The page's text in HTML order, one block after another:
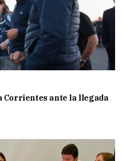
Corrientes ante la llegada